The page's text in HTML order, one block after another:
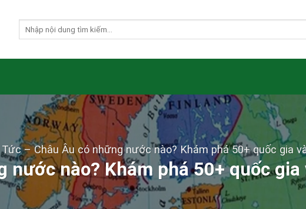
Tức–Châu Âu có những nước nào? Khám phá 50+ quốc gia
nước nào? Khám phá 50+ quốc